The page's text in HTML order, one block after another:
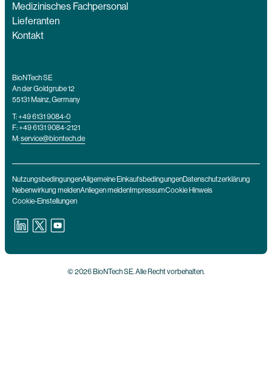
Medizinisches Fachpersonal
Lieferanten
Kontakt
BioNTech SE
An der Goldgrube 12
55131 Mainz, Germany
T:+49 6131 9084-0
F: +49 6131 9084-2121
M:service@biontech.de
NutzungsbedingungenAllgemeine EinkaufsbedingungenDatenschutzerklärung
Nebenwirkung meldenAnliegen melden ImpressumCookie Hinweis
Cookie-Einstellungen
© 2026 BioNTech SE. Alle Recht vorbehalten.